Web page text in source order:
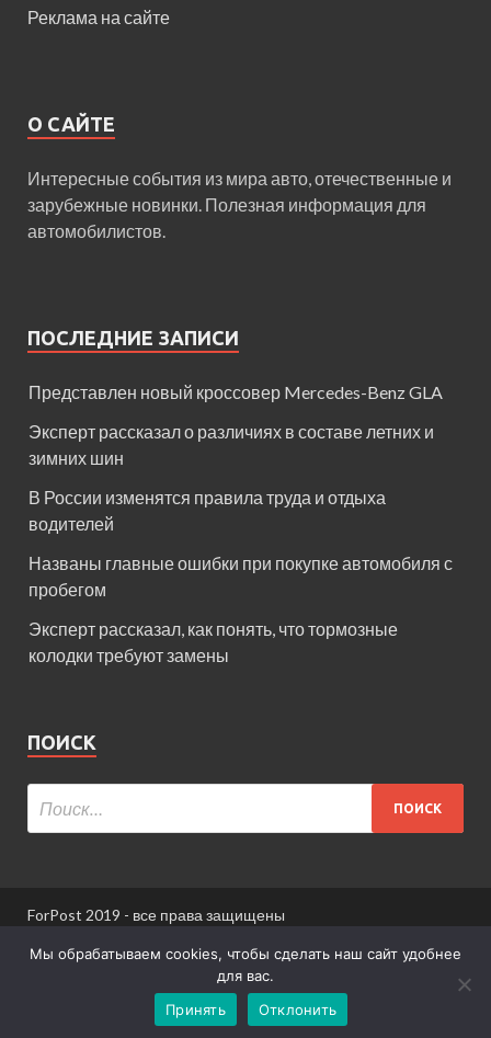
Реклама на сайте
О САЙТЕ
Интересные события из мира авто, отечественные и
зарубежные новинки. Полезная информация для
автомобилистов.
ПОСЛЕДНИЕ ЗАПИСИ
Представлен новый кроссовер Mercedes-Benz GLA
Эксперт рассказал о различиях в составе летних и
зимних шин
В России изменятся правила труда и отдыха
водителей
Названы главные ошибки при покупке автомобиля с
пробегом
Эксперт рассказал, как понять, что тормозные
колодки требуют замены
ПОИСК
ForPost 2019 - все права защищены
При использовании материалов сайта ссылка
Информация для пользователей сайта
Мы обрабатываем cookies, чтобы сделать наш сайт удобнее
для вас.
Принять
Отклонить